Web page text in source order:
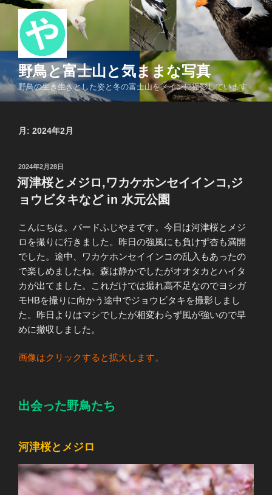
コ
ン
へ
ス
野鳥と富士山と気ままな写真
野鳥の生き生きとした姿と冬の富士山をメインに撮影しています
月: 2024年2月
投
稿
日:
2024年2月28日
河津桜とメジロ,ワカケホンセイインコ,ジ
ョウビタキなど in 水元公園
こんにちは。バードふじやまです。今日は河津桜とメジ
ロを撮りに行きました。昨日の強風にも負けず杏も満開
でした。途中、ワカケホンセイインコの乱入もあったの
で楽しめましたね。森は静かでしたがオオタカとハイタ
カが出てました。これだけでは撮れ高不足なのでヨシガ
モHBを撮りに向かう途中でジョウビタキを撮影しまし
た。昨日よりはマシでしたが相変わらず風が強いので早
めに撤収しました。
画像はクリックすると拡大します。
出会った野鳥たち
河津桜とメジロ